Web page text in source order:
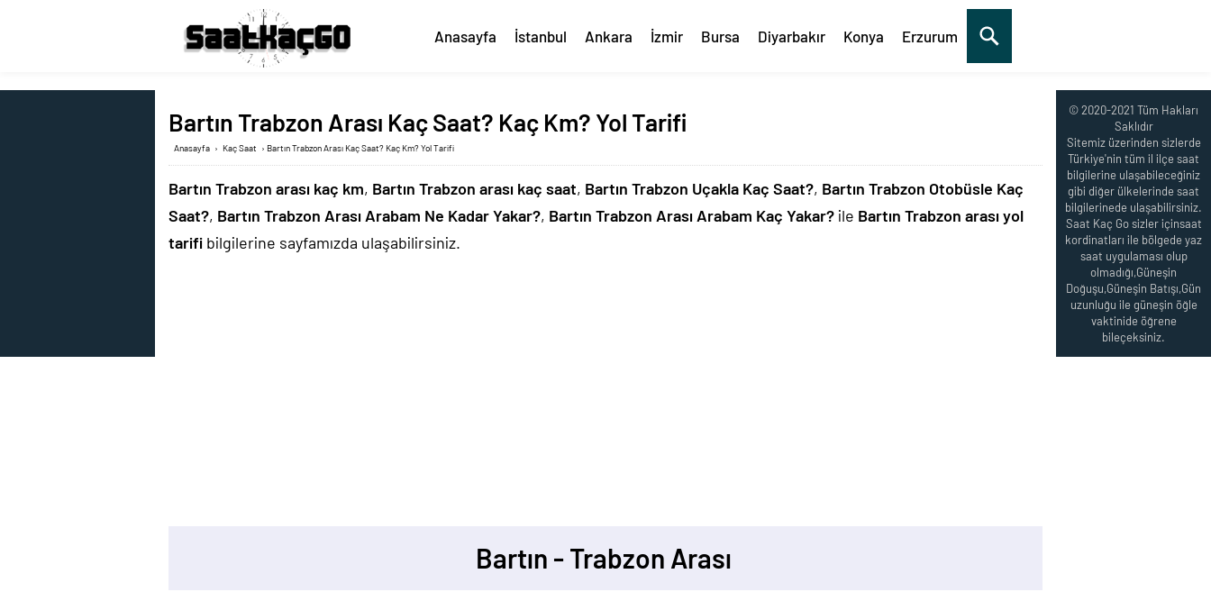
Anasayfa İstanbul Ankara İzmir Bursa Diyarbakır Konya Erzurum
Bartın Trabzon Arası Kaç Saat? Kaç Km? Yol Tarifi
Anasayfa › Kaç Saat › Bartın Trabzon Arası Kaç Saat? Kaç Km? Yol Tarifi
Bartın Trabzon arası kaç km, Bartın Trabzon arası kaç saat, Bartın Trabzon Uçakla Kaç Saat?, Bartın Trabzon Otobüsle Kaç
Saat?, Bartın Trabzon Arası Arabam Ne Kadar Yakar?, Bartın Trabzon Arası Arabam Kaç Yakar? ile Bartın Trabzon arası yol
tarifi bilgilerine sayfamızda ulaşabilirsiniz.
Bartın - Trabzon Arası
© 2020-2021 Tüm Hakları
Saklıdır
Sitemiz üzerinden sizlerde
Türkiye'nin tüm il ilçe saat
bilgilerine ulaşabileceğiniz
gibi diğer ülkelerinde saat
bilgilerinede ulaşabilirsiniz.
Saat Kaç Go sizler içinsaat
kordinatları ile bölgede yaz
saat uygulaması olup
olmadığı,Güneşin
Doğuşu,Güneşin Batışı,Gün
uzunluğu ile güneşin öğle
vaktinide öğrene
bileçeksiniz.